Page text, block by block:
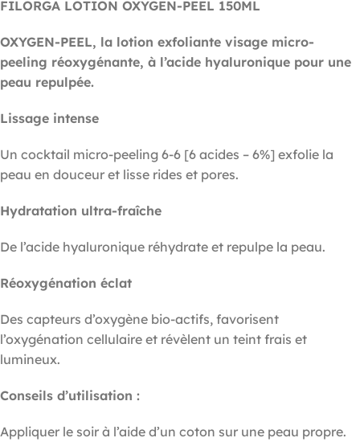
FILORGA LOTION OXYGEN-PEEL 150ML
OXYGEN-PEEL, la lotion exfoliante visage micro-
peeling réoxygénante, à l’acide hyaluronique pour une
peau repulpée.
Lissage intense
Un cocktail micro-peeling 6-6 [6 acides – 6%] exfolie la
peau en douceur et lisse rides et pores.
Hydratation ultra-fraîche
De l’acide hyaluronique réhydrate et repulpe la peau.
Réoxygénation éclat
Des capteurs d’oxygène bio-actifs, favorisent
l’oxygénation cellulaire et révèlent un teint frais et
lumineux.
Conseils d’utilisation :
Appliquer le soir à l’aide d’un coton sur une peau propre.